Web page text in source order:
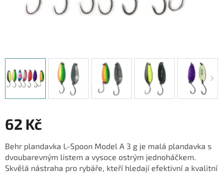
62 Kč
cena:
Behr plandavka L-Spoon Model A 3 g je malá plandavka s
dvoubarevným listem a vysoce ostrým jednoháčkem.
Skvělá nástraha pro rybáře, kteří hledají efektivní a kvalitní